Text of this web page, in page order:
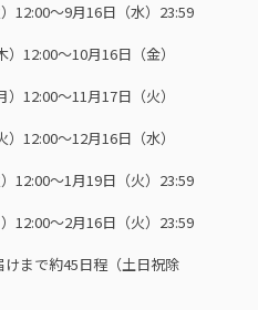
12:00～9月16日（水）23:59
12:00～10月16日（金）
12:00～11月17日（火）
12:00～12月16日（水）
12:00～1月19日（火）23:59
12:00～2月16日（火）23:59
まで約45日程（土日祝除